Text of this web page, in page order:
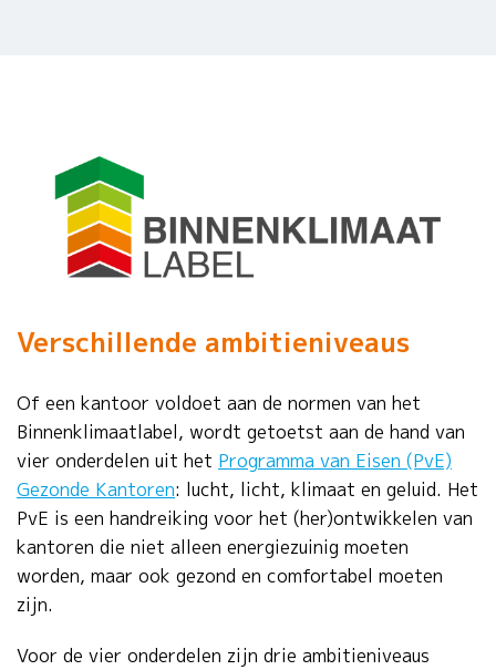
Verschillende ambitieniveaus
Of een kantoor voldoet aan de normen van het
Binnenklimaatlabel, wordt getoetst aan de hand van
vier onderdelen uit het Programma van Eisen (PvE)
Gezonde Kantoren: lucht, licht, klimaat en geluid. Het
PvE is een handreiking voor het (her)ontwikkelen van
kantoren die niet alleen energiezuinig moeten
worden, maar ook gezond en comfortabel moeten
zijn.
Voor de vier onderdelen zijn drie ambitieniveaus